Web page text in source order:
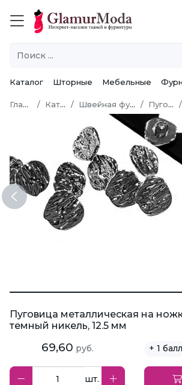
Каталог Шторные Мебельные
Главная Каталог Швейная фурнитура Пуговицы
Previous
Пуговица металлическая на
темный никель, 12.5 мм
69,60 руб. + 1 балл
шт.